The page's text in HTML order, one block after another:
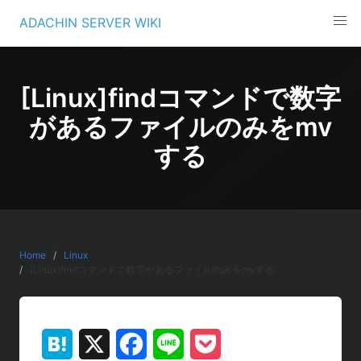
content
ADACHIN SERVER WIKI
[Linux]findコマンドで数字
があるファイルのみをmv
する
Home
Linux